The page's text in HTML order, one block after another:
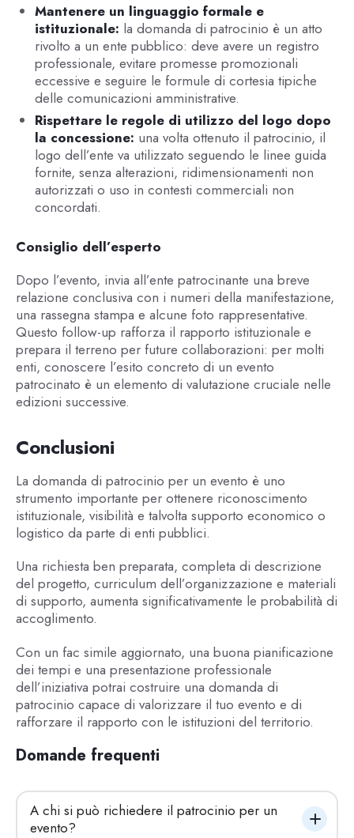
Mantenere un linguaggio formale e
istituzionale: la domanda di patrocinio è un atto
rivolto a un ente pubblico: deve avere un registro
professionale, evitare promesse promozionali
eccessive e seguire le formule di cortesia tipiche
delle comunicazioni amministrative.
Rispettare le regole di utilizzo del logo dopo
la concessione: una volta ottenuto il patrocinio, il
logo dell’ente va utilizzato seguendo le linee guida
fornite, senza alterazioni, ridimensionamenti non
autorizzati o uso in contesti commerciali non
concordati.
Consiglio dell’esperto
Dopo l’evento, invia all’ente patrocinante una breve
relazione conclusiva con i numeri della manifestazione,
una rassegna stampa e alcune foto rappresentative.
Questo follow-up rafforza il rapporto istituzionale e
prepara il terreno per future collaborazioni: per molti
enti, conoscere l’esito concreto di un evento
patrocinato è un elemento di valutazione cruciale nelle
edizioni successive.
Conclusioni
La domanda di patrocinio per un evento è uno
strumento importante per ottenere riconoscimento
istituzionale, visibilità e talvolta supporto economico o
logistico da parte di enti pubblici.
Una richiesta ben preparata, completa di descrizione
del progetto, curriculum dell’organizzazione e materiali
di supporto, aumenta significativamente le probabilità di
accoglimento.
Con un fac simile aggiornato, una buona pianificazione
dei tempi e una presentazione professionale
dell’iniziativa potrai costruire una domanda di
patrocinio capace di valorizzare il tuo evento e di
rafforzare il rapporto con le istituzioni del territorio.
Domande frequenti
A chi si può richiedere il patrocinio per un
evento?